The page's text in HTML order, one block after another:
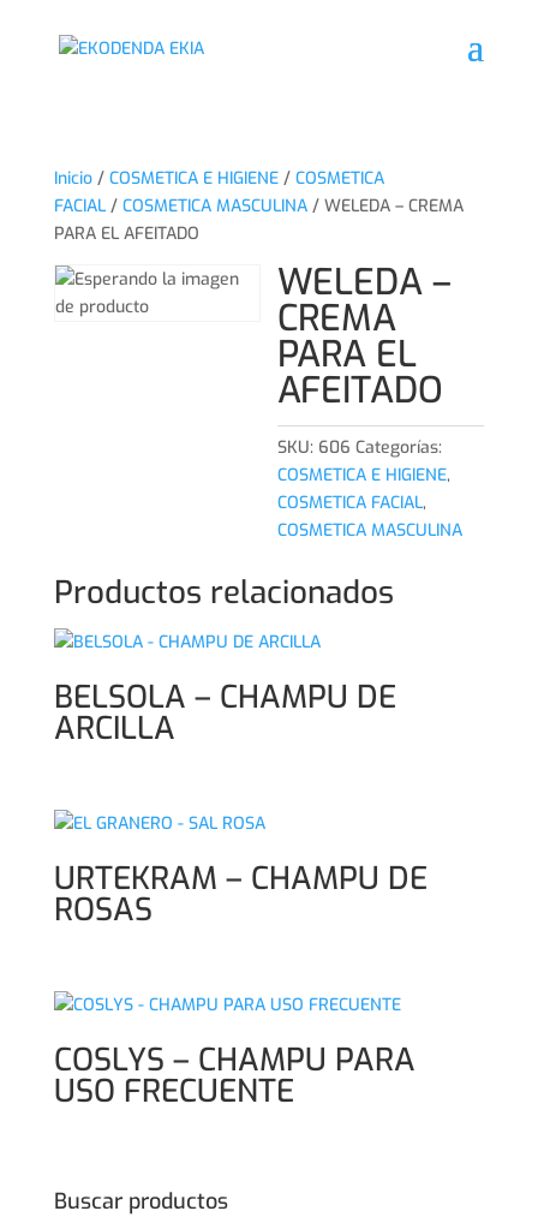
Inicio/ COSMETICA E HIGIENE/ COSMETICA
FACIAL/ COSMETICA MASCULINA/ WELEDA – CREMA
PARA EL AFEITADO
WELEDA –
CREMA
PARA EL
AFEITADO
SKU: 606 Categorías:
COSMETICA E HIGIENE,
COSMETICA FACIAL,
COSMETICA MASCULINA
Productos relacionados
BELSOLA – CHAMPU DE
ARCILLA
URTEKRAM – CHAMPU DE
ROSAS
COSLYS – CHAMPU PARA
USO FRECUENTE
Buscar productos